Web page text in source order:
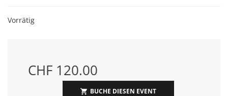
Vorrätig
CHF 120.00
BUCHE DIESEN EVENT